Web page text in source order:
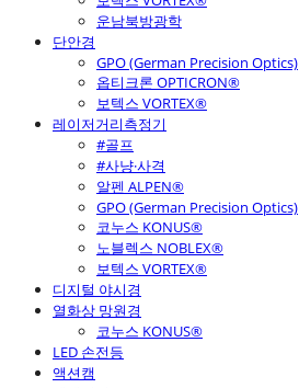
운남북방광학
단안경
GPO (German Precision Optics)
옵티크론 OPTICRON®
보텍스 VORTEX®
레이저거리측정기
#골프
#사냥·사격
알펜 ALPEN®
GPO (German Precision Optics)
코누스 KONUS®
노블렉스 NOBLEX®
보텍스 VORTEX®
디지털 야시경
열화상 망원경
코누스 KONUS®
LED 손전등
액션캠